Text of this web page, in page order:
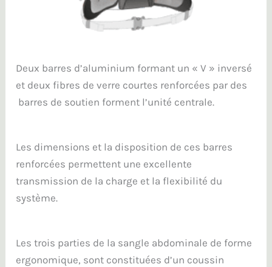
Deux barres d’aluminium formant un « V » inversé
et deux fibres de verre courtes renforcées par des
barres de soutien forment l’unité centrale.
Les dimensions et la disposition de ces barres
renforcées permettent une excellente
transmission de la charge et la flexibilité du
système.
Les trois parties de la sangle abdominale de forme
ergonomique, sont constituées d’un coussin